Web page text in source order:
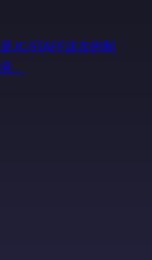
JC·STAFF这次的制
。